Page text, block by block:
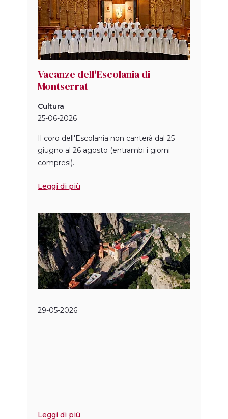
Vacanze dell'Escolania di
Montserrat
Cultura
25-06-2026
Il coro dell'Escolania non canterà dal 25
giugno al 26 agosto (entrambi i giorni
compresi).
Leggi di più
29-05-2026
Leggi di più